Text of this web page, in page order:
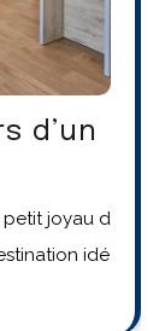
d’un
petit joyau d
idé